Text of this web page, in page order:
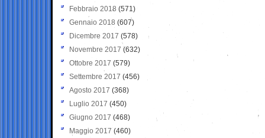
Febbraio 2018 (571)
Gennaio 2018 (607)
Dicembre 2017 (578)
Novembre 2017 (632)
Ottobre 2017 (579)
Settembre 2017 (456)
Agosto 2017 (368)
Luglio 2017 (450)
Giugno 2017 (468)
Maggio 2017 (460)